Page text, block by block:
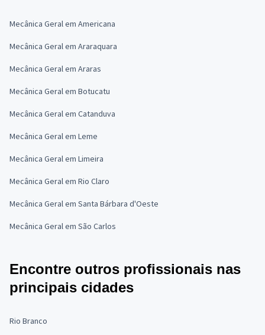
Mecânica Geral em Americana
Mecânica Geral em Araraquara
Mecânica Geral em Araras
Mecânica Geral em Botucatu
Mecânica Geral em Catanduva
Mecânica Geral em Leme
Mecânica Geral em Limeira
Mecânica Geral em Rio Claro
Mecânica Geral em Santa Bárbara d'Oeste
Mecânica Geral em São Carlos
Encontre outros profissionais nas
principais cidades
Rio Branco